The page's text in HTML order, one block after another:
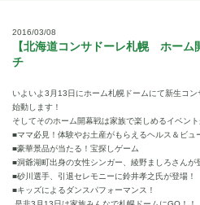
2016/03/08
【北海道コンサドーレ札幌 ホーム
チ
いよいよ3月13日にホーム札幌ドームにて新生コン
始動します！
そしてそのホーム開幕戦は家族で楽しめるイベン
■ママ必見！体験やお土産がもらえるヘルス＆ビュ
■豪華景品が当たる！宝探しゲーム
■洞爺湖町出身の女性シンガー、綾野ましろさんが
■砂川選手、引退セレモニーに鈴井孝之氏が登場！
■キッズによるダンスパフォーマンス！